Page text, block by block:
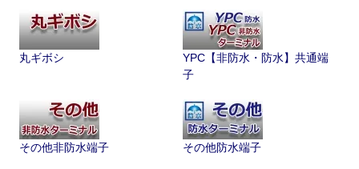
丸ギボシ
YPC【非防水・防水】共通端
子
その他非防水端子 その他防水端子